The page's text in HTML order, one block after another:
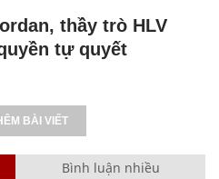
thầy trò HLV
tự quyết
BÀI VIẾT
Bình luận nhiều